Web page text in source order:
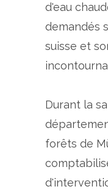
d'eau
demandés
suisse et
Durant la
forêts de